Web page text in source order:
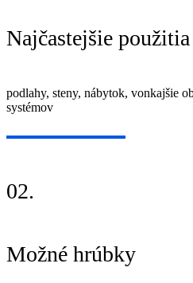
Najčastejšie použitia
podlahy, steny, nábytok, vonkajšie
systémov
02.
Možné hrúbky